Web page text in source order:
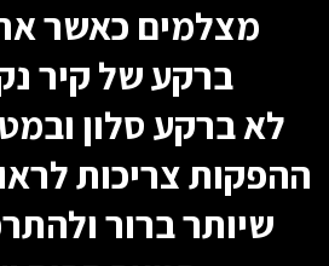
מצלמים כאשר
ברקע של קיר
לא ברקע סלון
ההפקות צריכות
שיותר ברור